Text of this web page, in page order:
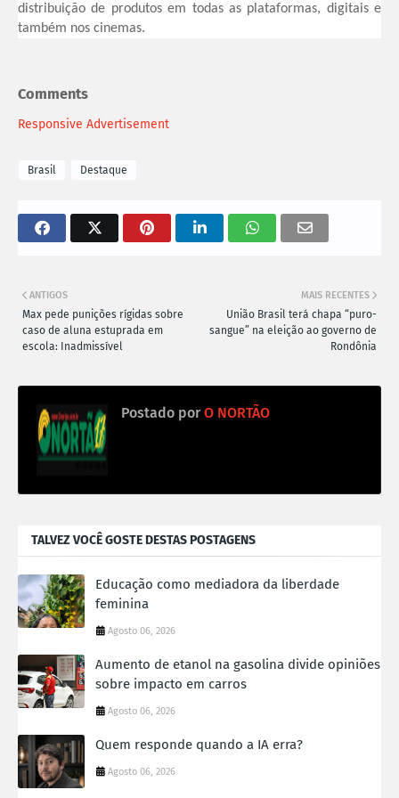
distribuição de produtos em todas as plataformas, digitais e
também nos cinemas.
Comments
Responsive Advertisement
Brasil Destaque
MAIS RECENTES
União Brasil terá chapa “puro-
sangue” na eleição ao governo de
Rondônia
ANTIGOS
Max pede punições rígidas sobre
caso de aluna estuprada em
escola: Inadmissível
Postado por O NORTÃO
TALVEZ VOCÊ GOSTE DESTAS POSTAGENS
Educação como mediadora da liberdade
feminina
Agosto 06, 2026
Aumento de etanol na gasolina divide opiniões
sobre impacto em carros
Agosto 06, 2026
Quem responde quando a IA erra?
Agosto 06, 2026